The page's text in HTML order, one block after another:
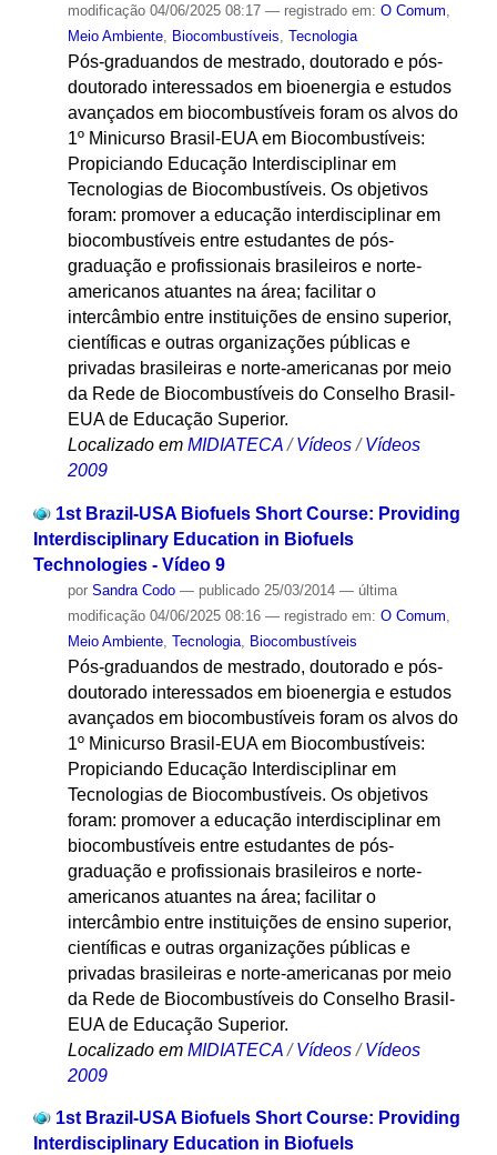
modificação04/06/2025 08:17 — registrado em: O Comum
Meio Ambiente, Biocombustíveis Tecnologia
Pós-graduandos de mestrado, doutorado e pós-
doutorado interessados em bioenergia e estudos
avançados em biocombustíveis foram os alvos do
1º Minicurso Brasil-EUA em Biocombustíveis:
Propiciando Educação Interdisciplinar em
Tecnologias de Biocombustíveis. Os objetivos
foram: promover a educação interdisciplinar em
biocombustíveis entre estudantes de pós-
graduação e profissionais brasileiros e norte-
americanos atuantes na área; facilitar o
intercâmbio entre instituições de ensino superior,
científicas e outras organizações públicas e
privadas brasileiras e norte-americanas por meio
da Rede de Biocombustíveis do Conselho Brasil-
EUA de Educação Superior.
Localizado em MIDIATECA /Vídeos /Vídeos
2009
1st Brazil-USA Biofuels Short Course: Providing
Interdisciplinary Education in Biofuels
Technologies - Vídeo 9
por Sandra Codo — publicado25/03/2014 — última
modificação04/06/2025 08:16 — registrado em: O Comum
Meio Ambiente, Tecnologia, Biocombustíveis
Pós-graduandos de mestrado, doutorado e pós-
doutorado interessados em bioenergia e estudos
avançados em biocombustíveis foram os alvos do
1º Minicurso Brasil-EUA em Biocombustíveis:
Propiciando Educação Interdisciplinar em
Tecnologias de Biocombustíveis. Os objetivos
foram: promover a educação interdisciplinar em
biocombustíveis entre estudantes de pós-
graduação e profissionais brasileiros e norte-
americanos atuantes na área; facilitar o
intercâmbio entre instituições de ensino superior,
científicas e outras organizações públicas e
privadas brasileiras e norte-americanas por meio
da Rede de Biocombustíveis do Conselho Brasil-
EUA de Educação Superior.
Localizado em MIDIATECA /Vídeos /Vídeos
2009
1st Brazil-USA Biofuels Short Course: Providing
Interdisciplinary Education in Biofuels